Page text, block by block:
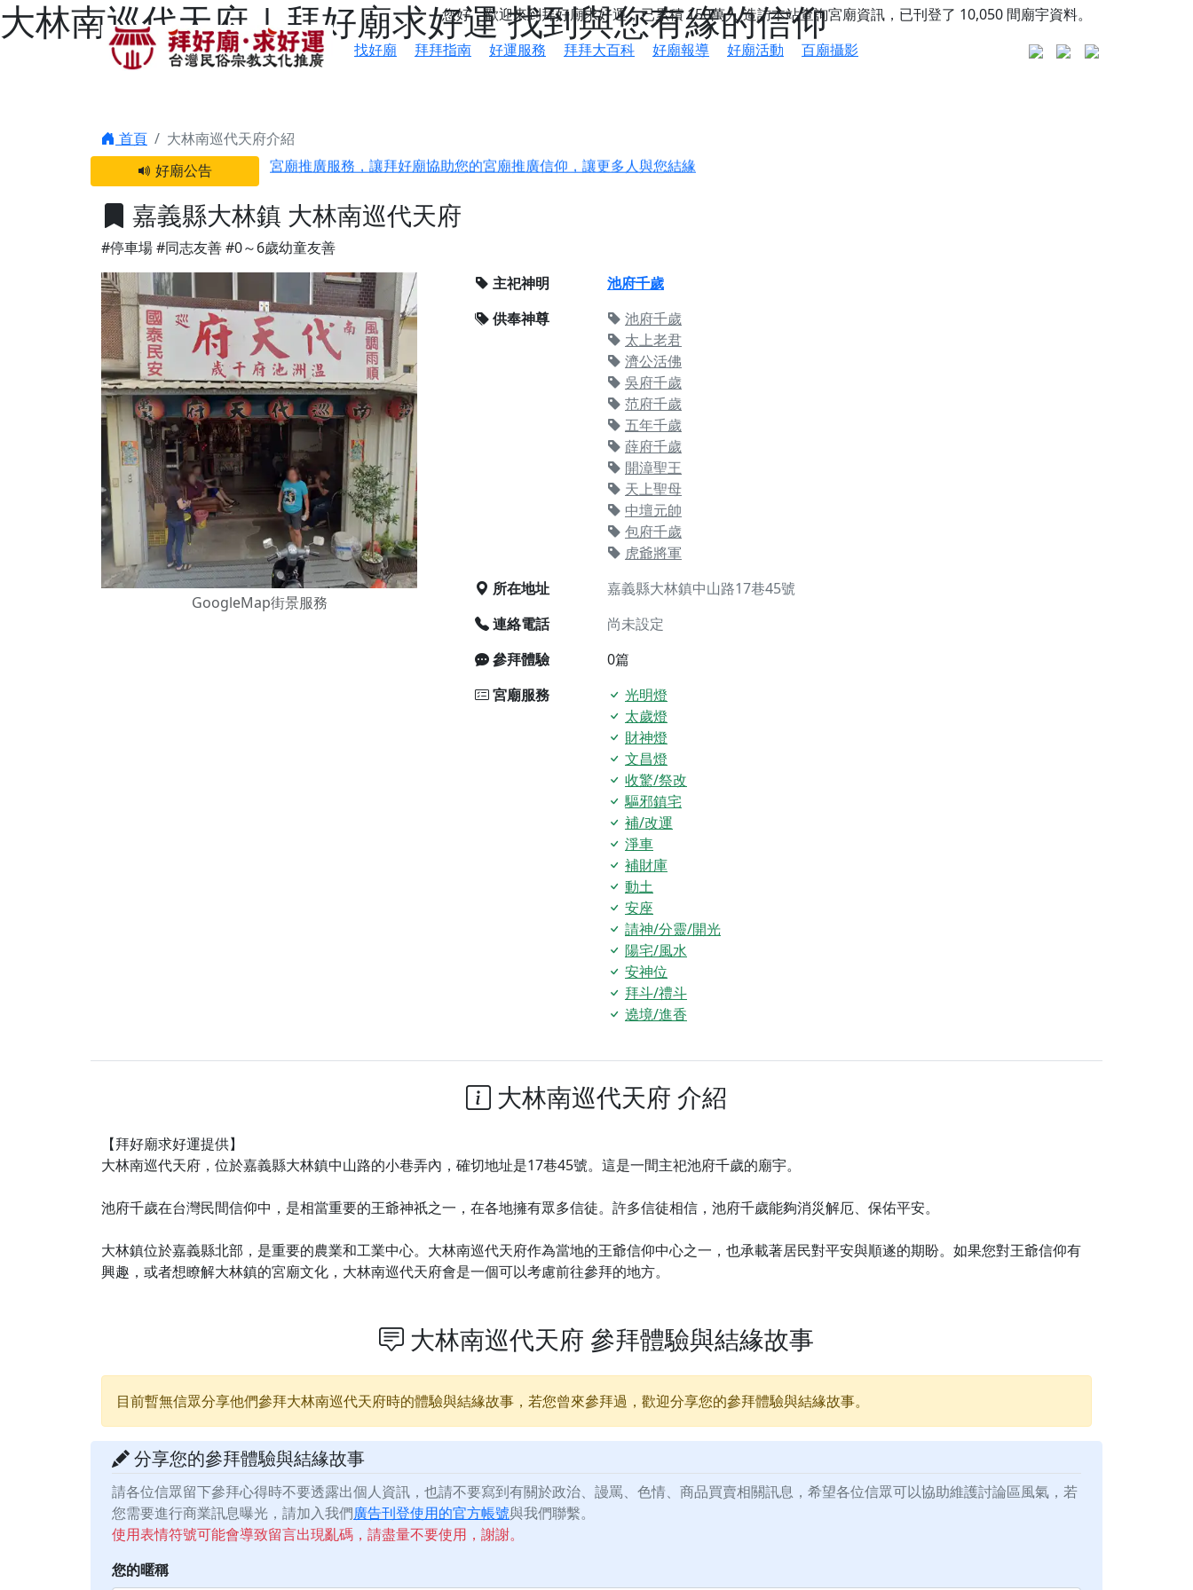
大林南巡代天府 | 拜好廟求好運 找到與您有緣的信仰
您好，歡迎來到拜好廟求好運，已累積150萬人造訪本站查詢宮廟資訊，已刊登了 10,050 間廟宇資料。
找好廟
拜拜指南 好運服務 拜拜大百科 好廟報導 好廟活動 百廟攝影
首頁
大林南巡代天府介紹
好廟公告
感謝 【新竹縣新豐鄉 池和宮】 贊助支持我們推廣台灣民俗宗教文化
宮廟推廣服務，讓拜好廟協助您的宮廟推廣信仰，讓更多人與您結緣
之旅」！
【台北北投 唭哩岸慈生宮】慶讚中元普渡法會，誠摯邀請您一同參與，為自己與家人累積福德、祈求平安好運
終追遠、廣植福田
【桃園市 桃園蓮華寺】盂蘭盆中元報恩法會，這場法會不只是超薦與普渡，更是一份對祖先的感恩、對親人的思念，也是為家人祈
願平安順遂的慈悲心意。
【桃園龜山 慈恩宮】丙午年梁皇寶懺法會，一念虔誠禮寶懺，一分懺悔植福田，誠邀十方善信大德共同參與。
【新北貢寮 南極玉明殿】中元普渡大法會，誠摯歡迎十方善信大德隨喜贊普，為祖先親眷祈求安息，也為自身與家人累積福德、種
下善緣。
【桃園慈善宮(天公廟)】中元普渡交給專業的來，省時省力又積福！「玉皇大帝 大天尊」 親自坐鎮主法！幫你累積的功德福報自然
是「超級加倍」！
【台北北投 福慶宮】慶讚中元普渡法會，誠摯邀請十方善信大德，一同回到北投土地公埔，祈願闔家平安、地方祥和、福運綿長。
【桃園龜山 慈恩宮】瑤池金母聖誕祝壽盛典，邀請十方善信大德蒞臨參香祝壽，同沐母娘慈光，共祈平安吉祥
【桃園龜山 慈恩宮】丙午年慶讚中元普渡法會，正是讓我們用善念與功德，迴向冥陽兩利、闔家平安的殊勝因緣。
【新北八里 紫德宮】丙午年中元普渡讚普超薦法會，普施眾生・慎終追遠・廣植福田
【台北北投金虎爺會】父親節陪爸爸一起闖關趣，邀請大小朋友一起留下珍貴的家庭回憶
【新北八里 紫德宮】父親節奉茶感恩活動，一杯茶，一份心意；一句感謝，一生難忘。
【桃園新屋 深圳玄天宮】農曆七月擴大犒軍科儀，吉祥月不只有普渡祈福，也有一份感謝守護的虔誠心意
【桃園新屋 深圳玄天宮】七娘媽聖誕祝壽慶典，誠摯邀請十方善信大德攜家帶眷前來參香，共同向七娘媽祝壽祈福
【桃園慈善宮(天公廟)】虎爺元帥 開光大典，祈求虎爺神威護持，庇佑闔家平安、財運亨通、事業順遂、百邪退散。
歡迎友廟長官、小編加入我們LINE官方帳號，讓我們協助您的廟宇推廣。
嘉義縣大林鎮 大林南巡代天府
#停車場#同志友善#0～6歲幼童友善
GoogleMap街景服務
主祀神明
池府千歲
供奉神尊
池府千歲
太上老君
濟公活佛
吳府千歲
范府千歲
五年千歲
薛府千歲
開漳聖王
天上聖母
中壇元帥
包府千歲
虎爺將軍
所在地址
嘉義縣大林鎮中山路17巷45號
連絡電話
尚未設定
參拜體驗
0篇
宮廟服務
光明燈
太歲燈
財神燈
文昌燈
收驚/祭改
驅邪鎮宅
補/改運
淨車
補財庫
動土
安座
請神/分靈/開光
陽宅/風水
安神位
拜斗/禮斗
遶境/進香
大林南巡代天府 介紹
【拜好廟求好運提供】
大林南巡代天府，位於嘉義縣大林鎮中山路的小巷弄內，確切地址是17巷45號。這是一間主祀池府千歲的廟宇。
池府千歲在台灣民間信仰中，是相當重要的王爺神祇之一，在各地擁有眾多信徒。許多信徒相信，池府千歲能夠消災解厄、保佑平安。
大林鎮位於嘉義縣北部，是重要的農業和工業中心。大林南巡代天府作為當地的王爺信仰中心之一，也承載著居民對平安與順遂的期盼。如果您對王爺信仰有
興趣，或者想瞭解大林鎮的宮廟文化，大林南巡代天府會是一個可以考慮前往參拜的地方。
大林南巡代天府 參拜體驗與結緣故事
目前暫無信眾分享他們參拜大林南巡代天府時的體驗與結緣故事，若您曾來參拜過，歡迎分享您的參拜體驗與結緣故事。
分享您的參拜體驗與結緣故事
請各位信眾留下參拜心得時不要透露出個人資訊，也請不要寫到有關於政治、謾罵、色情、商品買賣相關訊息，希望各位信眾可以協助維護討論區風氣，若
您需要進行商業訊息曝光，請加入我們廣告刊登使用的官方帳號與我們聯繫。
使用表情符號可能會導致留言出現亂碼，請盡量不要使用，謝謝。
您的暱稱